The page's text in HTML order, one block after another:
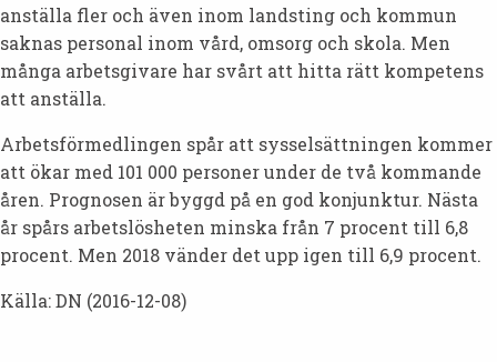
anställa fler och även inom landsting och kommun
saknas personal inom vård, omsorg och skola. Men
många arbetsgivare har svårt att hitta rätt kompetens
att anställa.
Arbetsförmedlingen spår att sysselsättningen kommer
att ökar med 101 000 personer under de två kommande
åren. Prognosen är byggd på en god konjunktur. Nästa
år spårs arbetslösheten minska från 7 procent till 6,8
procent. Men 2018 vänder det upp igen till 6,9 procent.
Källa: DN (2016-12-08)